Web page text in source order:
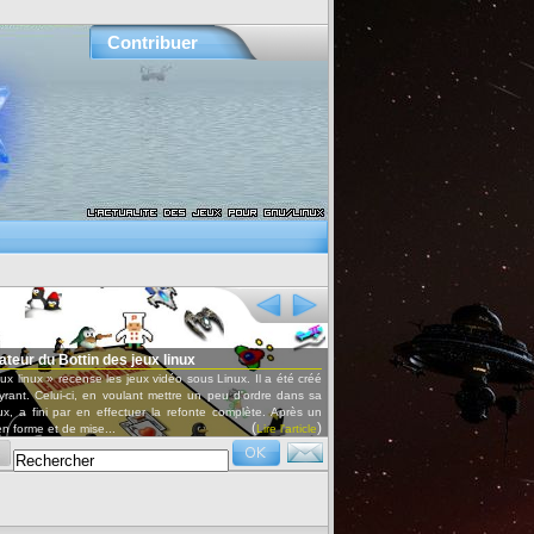
Contribuer
Linux. Il a été créé
peu d'ordre dans sa
complète. Après un
(Lire l'article)
Conférences audio et vidéo
Retrouvez les conférences données lors des Ubuntu party ou d'autres
ainsi que les interviews par OxyRadio.